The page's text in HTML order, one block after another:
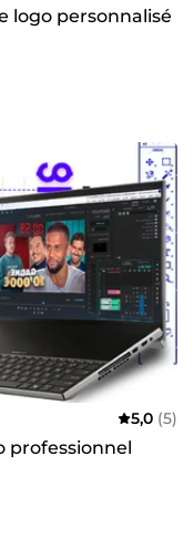
logo personnalisé
5,0 (5)
professionnel